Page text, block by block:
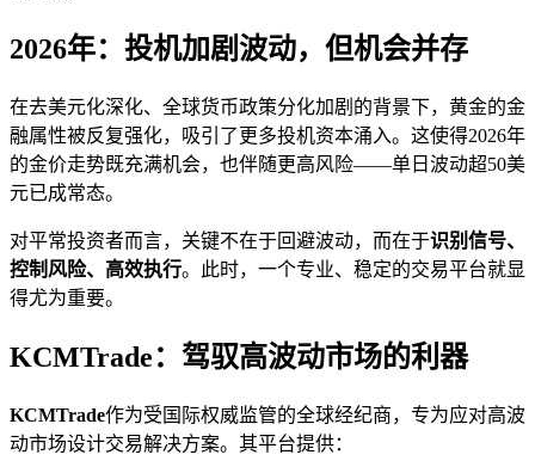
2026年：投机加剧波动，但机会并存
在去美元化深化、全球货币政策分化加剧的背景下，黄金的金
融属性被反复强化，吸引了更多投机资本涌入。这使得2026年
的金价走势既充满机会，也伴随更高风险——单日波动超50美
元已成常态。
对平常投资者而言，关键不在于回避波动，而在于识别信号、
控制风险、高效执行。此时，一个专业、稳定的交易平台就显
得尤为重要。
KCMTrade：驾驭高波动市场的利器
KCMTrade作为受国际权威监管的全球经纪商，专为应对高波
动市场设计交易解决方案。其平台提供：